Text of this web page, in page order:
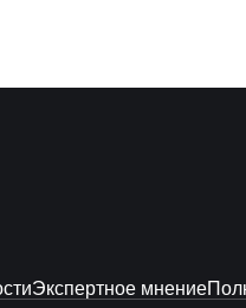
Экспертное мнение